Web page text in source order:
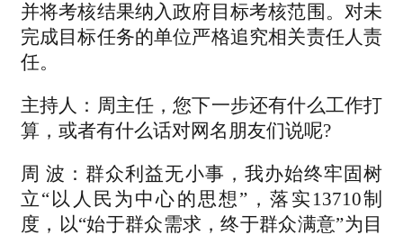
并将考核结果纳入政府目标考核范围。对未
完成目标任务的单位严格追究相关责任人责
任。
主持人：周主任，您下一步还有什么工作打
算，或者有什么话对网名朋友们说呢?
周 波：群众利益无小事，我办始终牢固树
立“以人民为中心的思想”，落实13710制
度，以“始于群众需求，终于群众满意”为目